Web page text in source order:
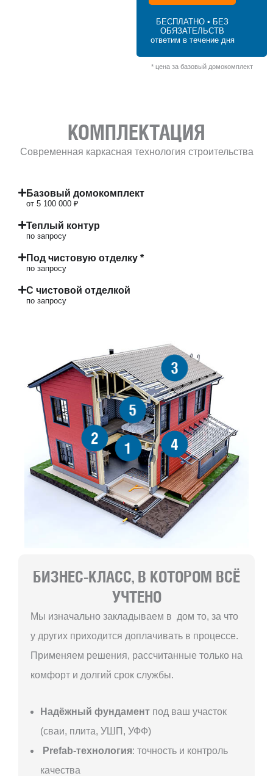
БЕСПЛАТНО • БЕЗ
ОБЯЗАТЕЛЬСТВ
ответим в течение дня
* цена за базовый домокомплект
КОМПЛЕКТАЦИЯ
Современная каркасная технология строительства
Базовый домокомплект
от 5 100 000 ₽
Теплый контур
по запросу
Под чистовую отделку *
по запросу
С чистовой отделкой
по запросу
1
2
3
4
5
БИЗНЕС-КЛАСС, В КОТОРОМ ВСЁ
УЧТЕНО
Мы изначально закладываем в дом то, за что
у других приходится доплачивать в процессе.
Применяем решения, рассчитанные только на
комфорт и долгий срок службы.
Надёжный фундамент под ваш участок
(сваи, плита, УШП, УФФ)
Prefab-технология: точность и контроль
качества